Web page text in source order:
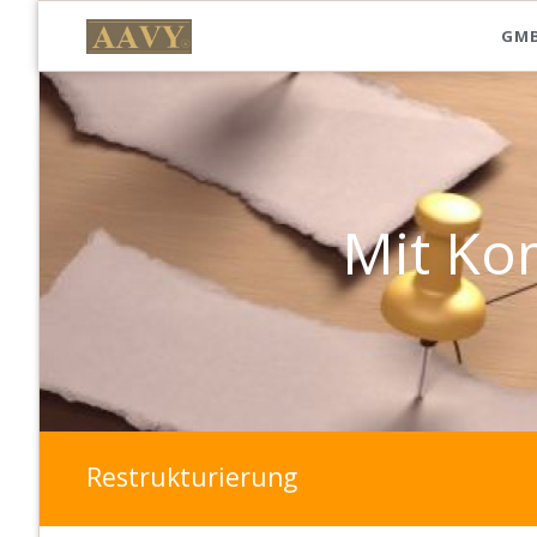
Mit
Mit Kompetenz
Restrukturierung